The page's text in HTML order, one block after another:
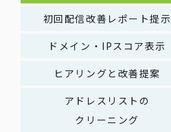
初回配信改善レポート提示
ドメイン・IPスコア表示
ヒアリングと改善提案
アドレスリストの
クリーニング